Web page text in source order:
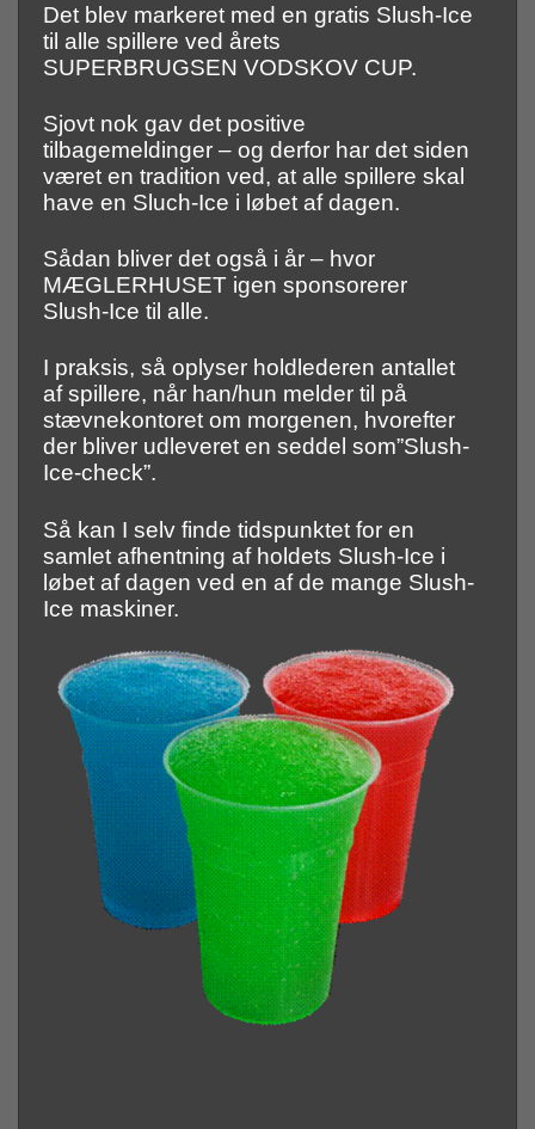
Det blev markeret med en gratis Slush-Ice
til alle spillere ved årets
SUPERBRUGSEN VODSKOV CUP.
Sjovt nok gav det positive
tilbagemeldinger – og derfor har det siden
været en tradition ved, at alle spillere skal
have en Sluch-Ice i løbet af dagen.
Sådan bliver det også i år – hvor
MÆGLERHUSET igen sponsorerer
Slush-Ice til alle.
I praksis, så oplyser holdlederen antallet
af spillere, når han/hun melder til på
stævnekontoret om morgenen, hvorefter
der bliver udleveret en seddel som”Slush-
Ice-check”.
Så kan I selv finde tidspunktet for en
samlet afhentning af holdets Slush-Ice i
løbet af dagen ved en af de mange Slush-
Ice maskiner.